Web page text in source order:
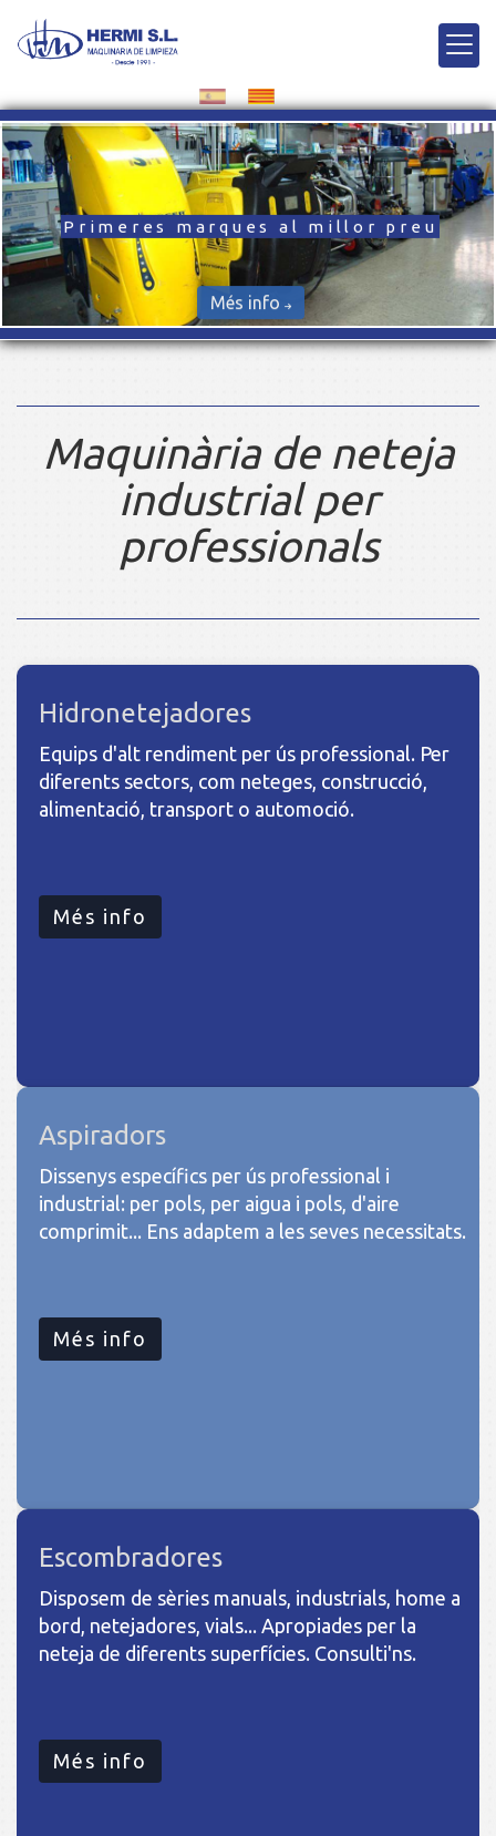
Primeres marques al millor preu
Més info
Maquinària de neteja
industrial per
professionals
Hidronetejadores
Equips d'alt rendiment per ús professional. Per
diferents sectors, com neteges, construcció,
alimentació, transport o automoció.
Més info
Aspiradors
Dissenys específics per ús professional i
industrial: per pols, per aigua i pols, d'aire
comprimit... Ens adaptem a les seves necessitats.
Més info
Escombradores
Disposem de sèries manuals, industrials, home a
bord, netejadores, vials... Apropiades per la
neteja de diferents superfícies. Consulti'ns.
Més info